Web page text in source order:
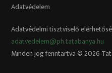
Adatvédelem
Adatvédelmi tisztviselő
adatvedelem@ph.tatabanya.hu
Minden jog fenntartva © 2026